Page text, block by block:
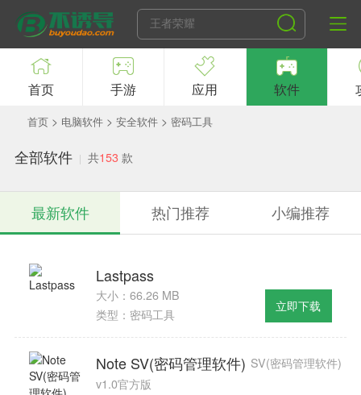
首页 手游 应用 软件
首页 > 电脑软件 >安全软件 > 密码工具
全部软件 共153 款
最新软件 热门推荐 小编推荐
Lastpass
大小：66.26 MB
类型：密码工具
立即下载
Note SV(密码管理软件) SV(密码管理软件)
v1.0官方版